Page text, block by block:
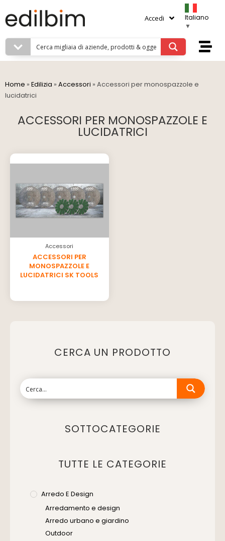
Accedi
Italiano
▼
Home » Edilizia » Accessori » Accessori per monospazzole e
lucidatrici
ACCESSORI PER MONOSPAZZOLE E
LUCIDATRICI
Accessori
ACCESSORI PER
MONOSPAZZOLE E
LUCIDATRICI SK TOOLS
CERCA UN PRODOTTO
SOTTOCATEGORIE
TUTTE LE CATEGORIE
Arredo E Design
Arredamento e design
Arredo urbano e giardino
Outdoor